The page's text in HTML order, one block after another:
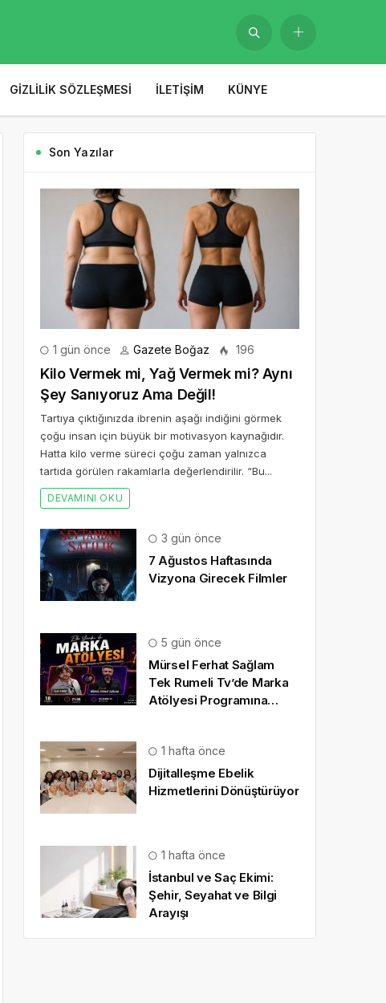
GIZLILIK SÖZLEŞMESI İLETIŞIM KÜNYE
Son Yazılar
1 gün önce Gazete Boğaz 196
Kilo Vermek mi, Yağ Vermek mi? Aynı
Şey Sanıyoruz Ama Değil!
Tartıya çıktığınızda ibrenin aşağı indiğini görmek
çoğu insan için büyük bir motivasyon kaynağıdır.
Hatta kilo verme süreci çoğu zaman yalnızca
tartıda görülen rakamlarla değerlendirilir. “Bu...
DEVAMINI OKU
3 gün önce
7 Ağustos Haftasında
Vizyona Girecek Filmler
5 gün önce
Mürsel Ferhat Sağlam
Tek Rumeli Tv’de Marka
Atölyesi Programına
1 hafta önce
Dijitalleşme Ebelik
Hizmetlerini Dönüştürüyor
1 hafta önce
İstanbul ve Saç Ekimi:
Şehir, Seyahat ve Bilgi
Arayışı